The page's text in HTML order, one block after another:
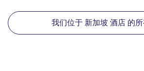
我们位于 新加坡 酒店 的